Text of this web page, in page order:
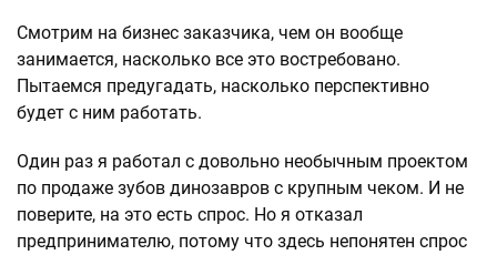
Смотрим на бизнес заказчика, чем он вообще
занимается, насколько все это востребовано.
Пытаемся предугадать, насколько перспективно
будет с ним работать.
Один раз я работал с довольно необычным проектом
по продаже зубов динозавров с крупным чеком. И не
поверите, на это есть спрос. Но я отказал
предпринимателю, потому что здесь непонятен спрос